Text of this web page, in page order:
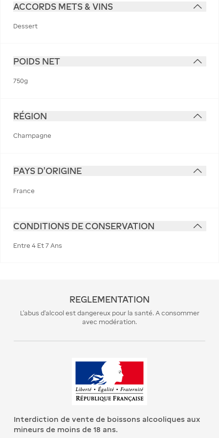
ACCORDS METS & VINS
Dessert
POIDS NET
750g
RÉGION
Champagne
PAYS D'ORIGINE
France
CONDITIONS DE CONSERVATION
Entre 4 Et 7 Ans
REGLEMENTATION
L’abus d’alcool est dangereux pour la santé. A consommer
avec modération.
Interdiction de vente de boissons alcooliques aux
mineurs de moins de 18 ans.